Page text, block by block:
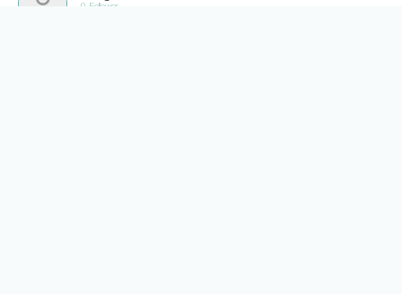
0 Follower